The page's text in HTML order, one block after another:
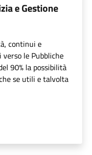
e Gestione
continui e
le Pubbliche
90% la possibilità
se utili e talvolta